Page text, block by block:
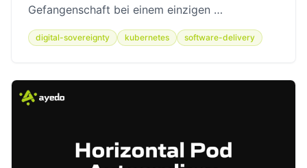
Gefangenschaft bei einem einzigen …
digital-sovereignty kubernetes software-delivery